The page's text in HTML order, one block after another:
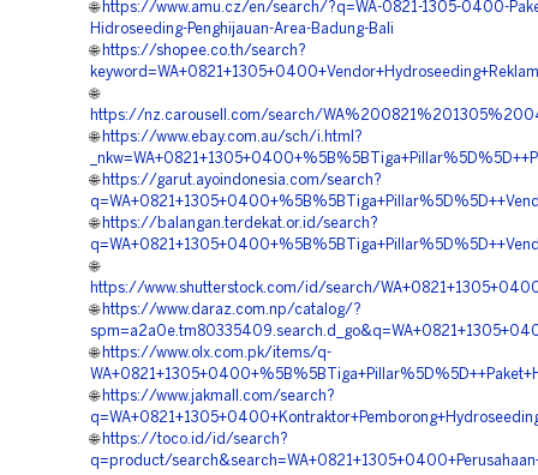
🌐 https://www.amu.cz/en/search/?q=WA-0821-1305-0400-
Hidroseeding-Penghijauan-Area-Badung-Bali
🌐 https://shopee.co.th/search?
🌐
https://nz.carousell.com/search/
🌐 https://www.ebay.com.au/sch/i.html?
🌐 https://garut.ayoindonesia.com/search?
🌐 https://balangan.terdekat.or.id/search?
🌐
https://www.shutterstock.com/id/search/
🌐 https://www.daraz.com.np/catalog/?
🌐 https://www.olx.com.pk/items/q-
🌐 https://www.jakmall.com/search?
🌐 https://toco.id/id/search?
q=product/